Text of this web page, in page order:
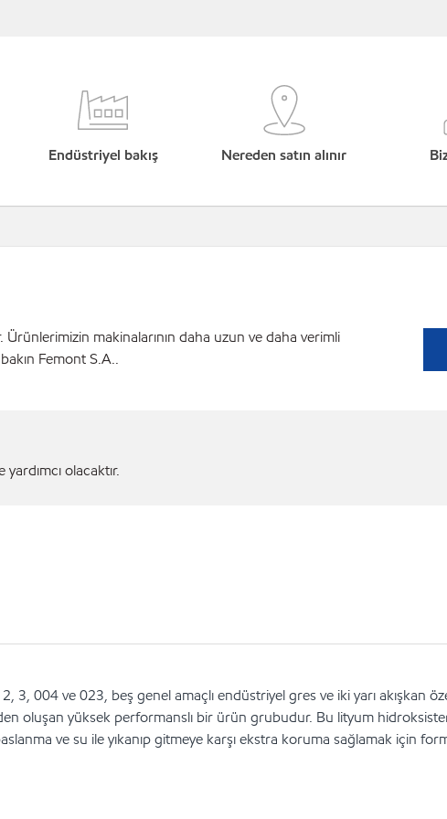
Endüstriyel bakış Nereden satın alınır
makinalarının daha uzun ve daha verimli
Femont S.A..
olacaktır.
3, 004 ve 023, beş genel amaçlı endüstriyel gres ve iki yarı akışkan
oluşan yüksek performanslı bir ürün grubudur. Bu lityum
ve su ile yıkanıp gitmeye karşı ekstra koruma sağlamak için